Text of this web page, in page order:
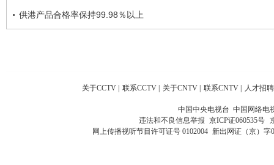
供港产品合格率保持99.98％以上
关于CCTV 联系CCTV 关于CNTV 联系CNTV 人才招聘
中国中央电视台 中国网络电
违法和不良信息举报 京ICP证060535号
网上传播视听节目许可证号 0102004 新出网证（京）